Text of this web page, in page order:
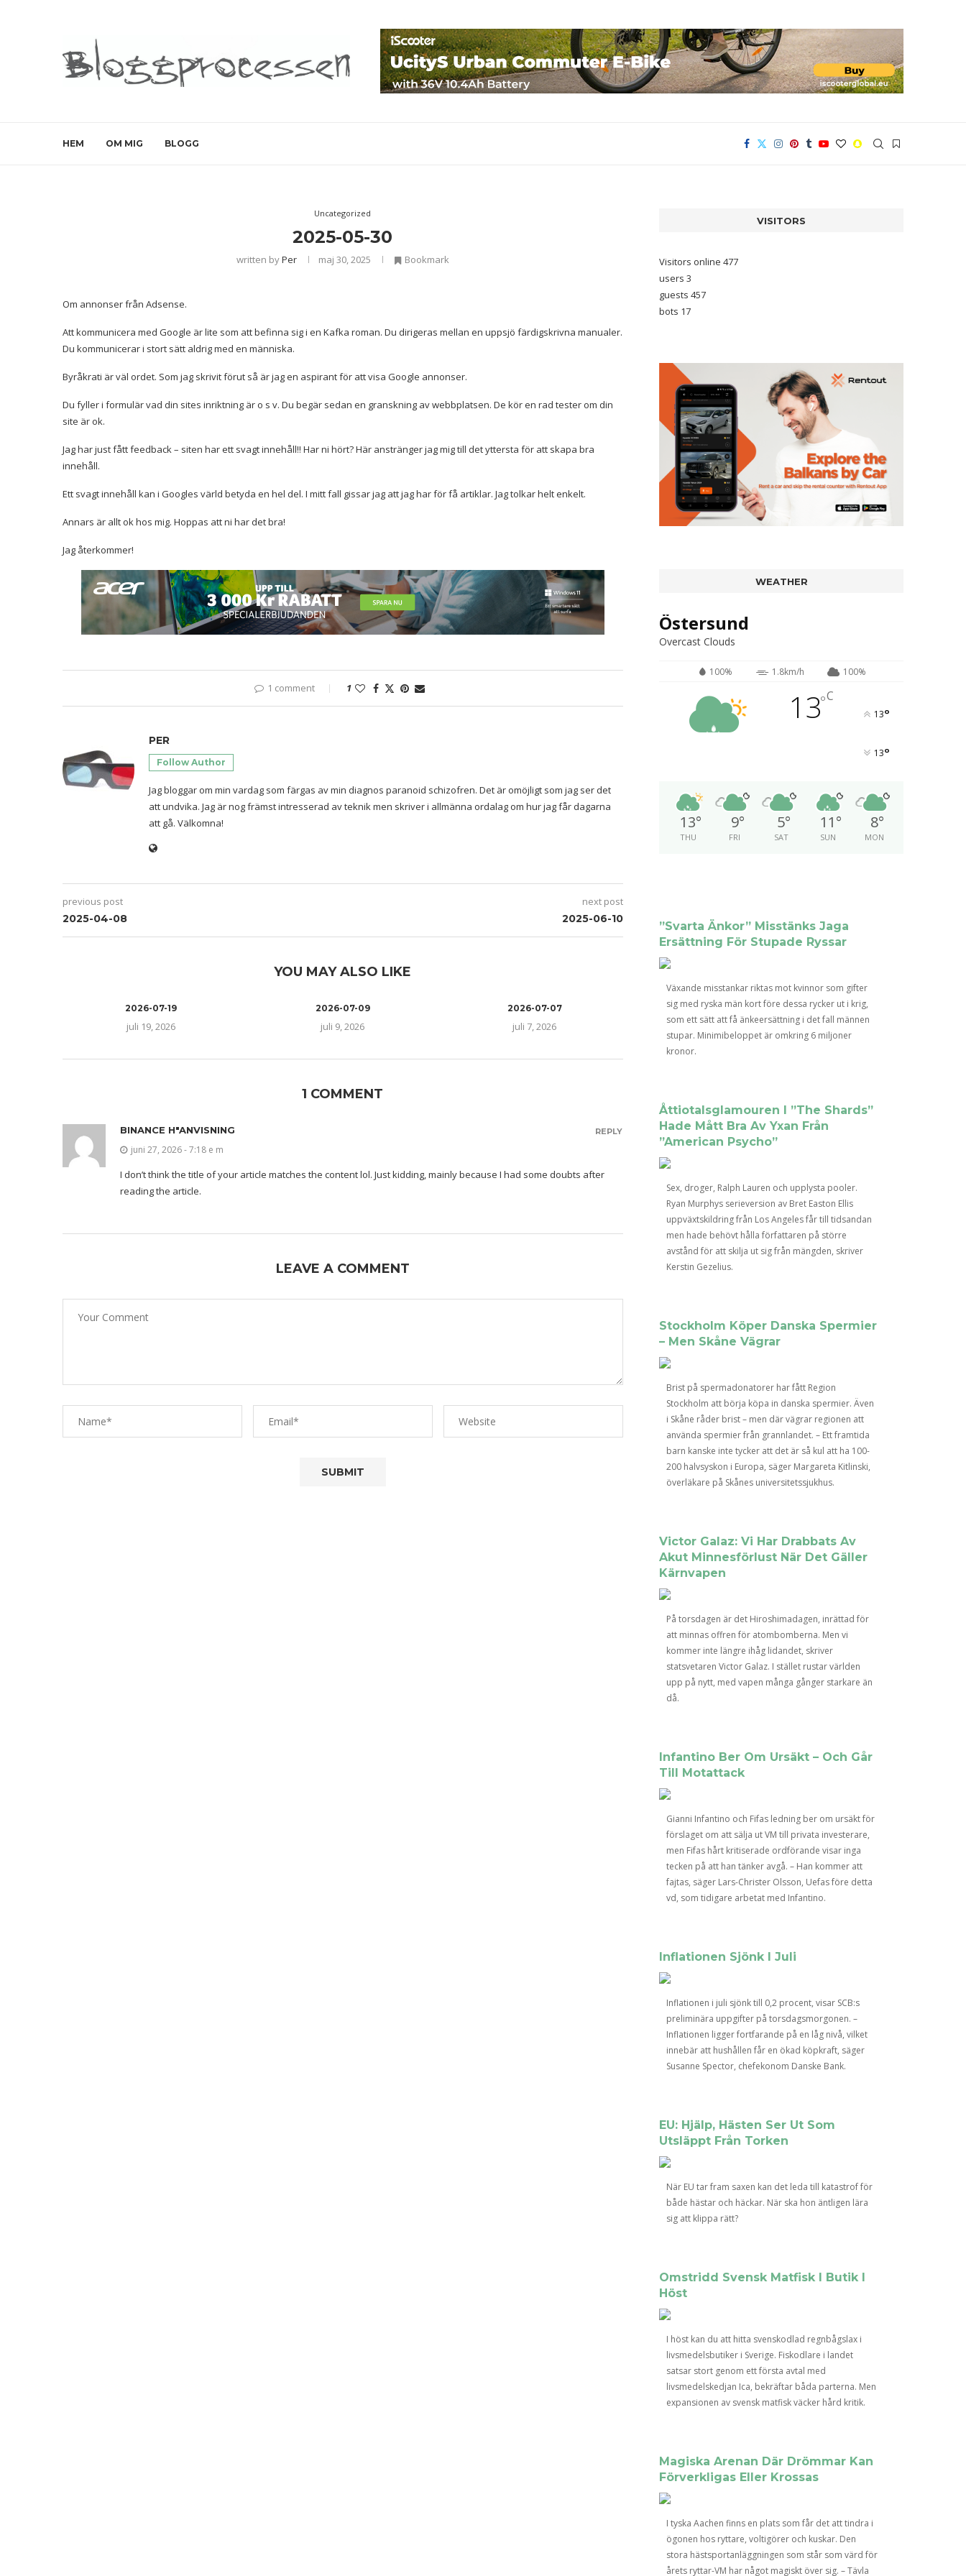
HEM OM MIG BLOGG
Uncategorized
2025-05-30
written byPer maj 30, 2025 Bookmark
Om annonser från Adsense.
Att kommunicera med Google är lite som att befinna sig i en Kafka roman. Du dirigeras mellan en uppsjö färdigskrivna manualer.
Du kommunicerar i stort sätt aldrig med en människa.
Byråkrati är väl ordet. Som jag skrivit förut så är jag en aspirant för att visa Google annonser.
Du fyller i formulär vad din sites inriktning är o s v. Du begär sedan en granskning av webbplatsen. De kör en rad tester om din
site är ok.
Jag har just fått feedback – siten har ett svagt innehåll!! Har ni hört? Här anstränger jag mig till det yttersta för att skapa bra
innehåll.
Ett svagt innehåll kan i Googles värld betyda en hel del. I mitt fall gissar jag att jag har för få artiklar. Jag tolkar helt enkelt.
Annars är allt ok hos mig. Hoppas att ni har det bra!
Jag återkommer!
1 comment 1
PER
Follow Author
Jag bloggar om min vardag som färgas av min diagnos paranoid schizofren. Det är omöjligt som jag ser det
att undvika. Jag är nog främst intresserad av teknik men skriver i allmänna ordalag om hur jag får dagarna
att gå. Välkomna!
previous post
2025-04-08
next post
2025-06-10
YOU MAY ALSO LIKE
2026-07-19
juli 19, 2026
2026-07-09
juli 9, 2026
2026-07-07
juli 7, 2026
1 COMMENT
BINANCE H"ANVISNING
juni 27, 2026 - 7:18 e m
I don’t think the title of your article matches the content lol. Just kidding, mainly because I had some doubts after
reading the article.
REPLY
LEAVE A COMMENT
VISITORS
Visitors online 477
users 3
guests 457
bots 17
WEATHER
Östersund
Overcast Clouds
100% 1.8km/h 100%
13°C
13°
13°
13°
THU
9°
FRI
5°
SAT
11°
SUN
8°
MON
”Svarta Änkor” Misstänks Jaga
Ersättning För Stupade Ryssar
Växande misstankar riktas mot kvinnor som gifter
sig med ryska män kort före dessa rycker ut i krig,
som ett sätt att få änkeersättning i det fall männen
stupar. Minimibeloppet är omkring 6 miljoner
kronor.
Åttiotalsglamouren I ”The Shards”
Hade Mått Bra Av Yxan Från
”American Psycho”
Sex, droger, Ralph Lauren och upplysta pooler.
Ryan Murphys serieversion av Bret Easton Ellis
uppväxtskildring från Los Angeles får till tidsandan
men hade behövt hålla författaren på större
avstånd för att skilja ut sig från mängden, skriver
Kerstin Gezelius.
Stockholm Köper Danska Spermier
– Men Skåne Vägrar
Brist på spermadonatorer har fått Region
Stockholm att börja köpa in danska spermier. Även
i Skåne råder brist – men där vägrar regionen att
använda spermier från grannlandet. – Ett framtida
barn kanske inte tycker att det är så kul att ha 100-
200 halvsyskon i Europa, säger Margareta Kitlinski,
överläkare på Skånes universitetssjukhus.
Victor Galaz: Vi Har Drabbats Av
Akut Minnesförlust När Det Gäller
Kärnvapen
På torsdagen är det Hiroshimadagen, inrättad för
att minnas offren för atombomberna. Men vi
kommer inte längre ihåg lidandet, skriver
statsvetaren Victor Galaz. I stället rustar världen
upp på nytt, med vapen många gånger starkare än
då.
Infantino Ber Om Ursäkt – Och Går
Till Motattack
Gianni Infantino och Fifas ledning ber om ursäkt för
förslaget om att sälja ut VM till privata investerare,
men Fifas hårt kritiserade ordförande visar inga
tecken på att han tänker avgå. – Han kommer att
fajtas, säger Lars-Christer Olsson, Uefas före detta
vd, som tidigare arbetat med Infantino.
Inflationen Sjönk I Juli
Inflationen i juli sjönk till 0,2 procent, visar SCB:s
preliminära uppgifter på torsdagsmorgonen. –
Inflationen ligger fortfarande på en låg nivå, vilket
innebär att hushållen får en ökad köpkraft, säger
Susanne Spector, chefekonom Danske Bank.
EU: Hjälp, Hästen Ser Ut Som
Utsläppt Från Torken
När EU tar fram saxen kan det leda till katastrof för
både hästar och häckar. När ska hon äntligen lära
sig att klippa rätt?
Omstridd Svensk Matfisk I Butik I
Höst
I höst kan du att hitta svenskodlad regnbågslax i
livsmedelsbutiker i Sverige. Fiskodlare i landet
satsar stort genom ett första avtal med
livsmedelskedjan Ica, bekräftar båda parterna. Men
expansionen av svensk matfisk väcker hård kritik.
Magiska Arenan Där Drömmar Kan
Förverkligas Eller Krossas
I tyska Aachen finns en plats som får det att tindra i
ögonen hos ryttare, voltigörer och kuskar. Den
stora hästsportanläggningen som står som värd för
årets ryttar-VM har något magiskt över sig. – Tävla